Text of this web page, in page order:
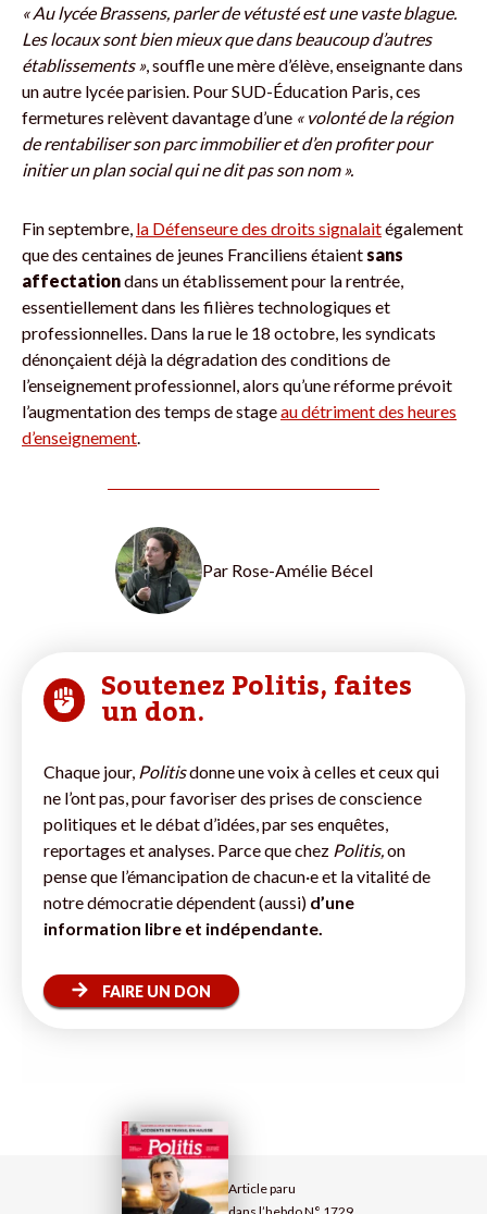
Article paru
« Au lycée Brassens, parler de vétusté est une vaste blague.
Les locaux sont bien mieux que dans beaucoup d’autres
établissements », souffle une mère d’élève, enseignante dans
un autre lycée parisien. Pour SUD-Éducation Paris, ces
fermetures relèvent davantage d’une « volonté de la région
de rentabiliser son parc immobilier et d’en profiter pour
initier un plan social qui ne dit pas son nom ».
Fin septembre, la Défenseure des droits signalaitégalement
que des centaines de jeunes Franciliens étaient sans
affectationdans un établissement pour la rentrée,
essentiellement dans les filières technologiques et
professionnelles. Dans la rue le 18 octobre, les syndicats
dénonçaient déjà la dégradation des conditions de
l’enseignement professionnel, alors qu’une réforme prévoit
l’augmentation des temps de stageau détriment des heures
d’enseignement
Par Rose-Amélie Bécel
Soutenez Politis, faites
un don.
Chaque jour, Politisdonne une voix à celles et ceux qui
ne l’ont pas, pour favoriser des prises de conscience
politiques et le débat d’idées, par ses enquêtes,
reportages et analyses. Parce que chez Politis, on
pense que l’émancipation de chacun·e et la vitalité de
notre démocratie dépendent (aussi) d’une
information libre et indépendante.
FAIRE UN DON